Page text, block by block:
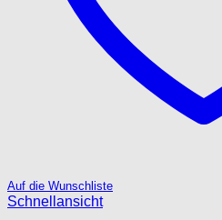
Auf die Wunschliste
Schnellansicht